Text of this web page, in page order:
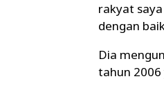
rakyat
dengan
Dia
tahun 2006